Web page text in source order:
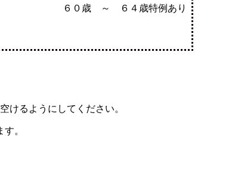
６０歳 ～ ６４歳特例あり
けるようにしてください。
。